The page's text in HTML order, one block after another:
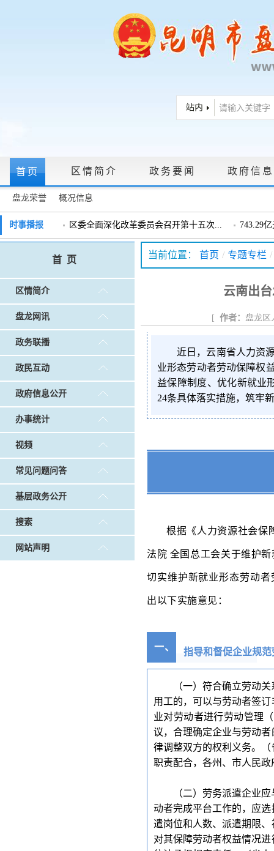
首页 区情简介 政务要闻 政府信
盘龙荣誉 概况信息
政府信息公开指南 | 政府信息公开制度 | 政策文件 法定主动公
常见问题问答
政务联播 做好“六稳”工作 落实“六保”任务 公共卫生知识普及
时事播报 区委全面深化改革委员会召开第十五次... 743.29
戴惠明调研辖区汽车企业 戴惠明
盘龙区委2026年度巡察工作会暨十三届...
戴惠明
首 页
区情简介
盘龙网讯
政务联播
政民互动
政府信息公开
办事统计
视频
常见问题问答
基层政务公开
搜索
网站声明
当前位置： 首页 / 专题专栏 /
云南出
[ 作者： 盘龙区
近日，云南省人力资
业形态劳动者劳动保障权
益保障制度、优化新就业
24条具体落实措施，筑牢
根据《人力资源社会保
法院 全国总工会关于维护
切实维护新就业形态劳动
出以下实施意见：
一、 指导和督促企业规范
（一）符合确立劳动
用工的，可以与劳动者签
业对劳动者进行劳动管理
议，合理确定企业与劳动
律调整双方的权利义务。
职责配合，各州、市人民政
（二）劳务派遣企业
动者完成平台工作的，应
遣岗位和人数、派遣期限
对其保障劳动者权益情况